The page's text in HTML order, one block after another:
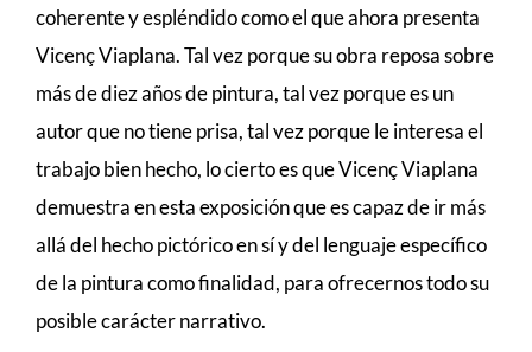
coherente y espléndido como el que ahora presenta
Vicenç Viaplana. Tal vez porque su obra reposa sobre
más de diez años de pintura, tal vez porque es un
autor que no tiene prisa, tal vez porque le interesa el
trabajo bien hecho, lo cierto es que Vicenç Viaplana
demuestra en esta exposición que es capaz de ir más
allá del hecho pictórico en sí y del lenguaje específico
de la pintura como finalidad, para ofrecernos todo su
posible carácter narrativo.